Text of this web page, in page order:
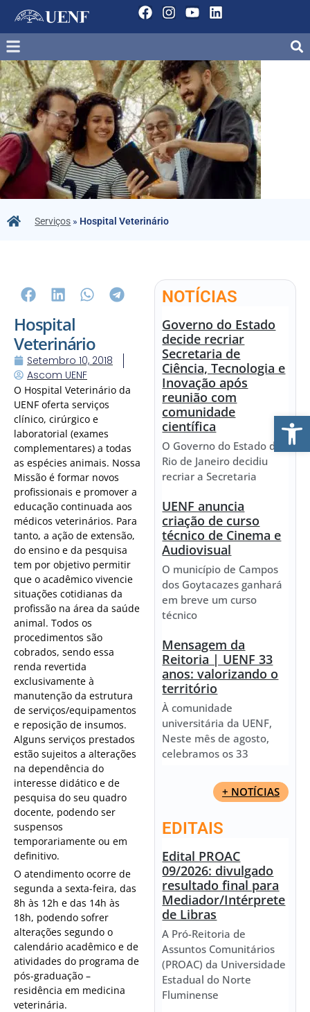
Serviços » Hospital Veterinário
Hospital
Veterinário
Setembro 10, 2018
Ascom UENF
O Hospital Veterinário da
UENF oferta serviços
clínico, cirúrgico e
laboratorial (exames
complementares) a todas
as espécies animais. Nossa
Missão é formar novos
profissionais e promover a
educação continuada aos
médicos veterinários. Para
tanto, a ação de extensão,
do ensino e da pesquisa
tem por objetivo permitir
que o acadêmico vivencie
situações cotidianas da
profissão na área da saúde
animal. Todos os
procedimentos são
cobrados, sendo essa
renda revertida
exclusivamente à
manutenção da estrutura
de serviços/equipamentos
e reposição de insumos.
Alguns serviços prestados
estão sujeitos a alterações
na dependência do
interesse didático e de
pesquisa do seu quadro
docente, podendo ser
suspensos
temporariamente ou em
definitivo.
O atendimento ocorre de
segunda a sexta-feira, das
8h às 12h e das 14h às
18h, podendo sofrer
alterações segundo o
calendário acadêmico e de
atividades do programa de
pós-graduação –
residência em medicina
veterinária.
NOTÍCIAS
Governo do Estado
decide recriar
Secretaria de
Ciência, Tecnologia e
Inovação após
reunião com
comunidade
científica
O Governo do Estado do
Rio de Janeiro decidiu
recriar a Secretaria
UENF anuncia
criação de curso
técnico de Cinema e
Audiovisual
O município de Campos
dos Goytacazes ganhará
em breve um curso
técnico
Mensagem da
Reitoria | UENF 33
anos: valorizando o
território
À comunidade
universitária da UENF,
Neste mês de agosto,
celebramos os 33
+ NOTÍCIAS
EDITAIS
Edital PROAC
09/2026: divulgado
resultado final para
Mediador/Intérprete
de Libras
A Pró-Reitoria de
Assuntos Comunitários
(PROAC) da Universidade
Estadual do Norte
Fluminense